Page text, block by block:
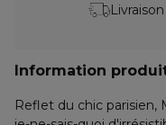
Information
Reflet du chic parisien,